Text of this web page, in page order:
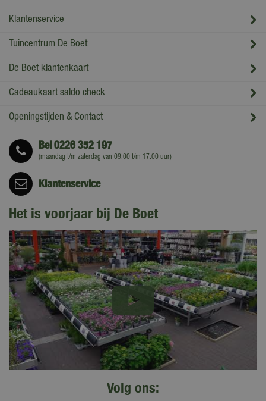
Klantenservice
Tuincentrum De Boet
De Boet klantenkaart
Cadeaukaart saldo check
Openingstijden & Contact
Bel0226 352 197
(maandag t/m zaterdag van 09.00 t/m 17.00 uur)
Klantenservice
Het is voorjaar bij De Boet
Volg ons: